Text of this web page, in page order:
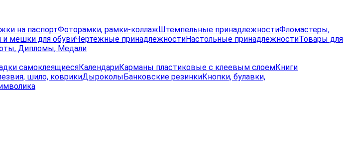
на паспортФоторамки, рамки-коллажШтемпельные принадлежностиФломастеры,
и мешки для обувиЧертежные принадлежностиНастольные принадлежностиТовары для
Дипломы, Медали
самоклеящиесяКалендариКарманы пластиковые с клеевым слоемКниги
шило, коврикиДыроколыБанковские резинкиКнопки, булавки,